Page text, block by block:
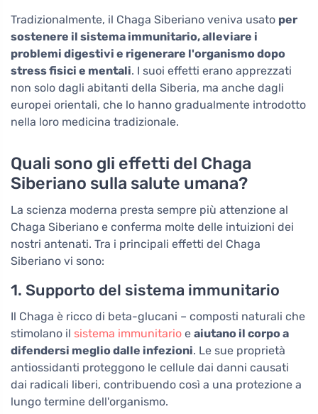
Tradizionalmente, il Chaga Siberiano veniva usato per
sostenere il sistema immunitario, alleviare i
problemi digestivi e rigenerare l'organismo dopo
stress fisici e mentali. I suoi effetti erano apprezzati
non solo dagli abitanti della Siberia, ma anche dagli
europei orientali, che lo hanno gradualmente introdotto
nella loro medicina tradizionale.
Quali sono gli effetti del Chaga
Siberiano sulla salute umana?
La scienza moderna presta sempre più attenzione al
Chaga Siberiano e conferma molte delle intuizioni dei
nostri antenati. Tra i principali effetti del Chaga
Siberiano vi sono:
1. Supporto del sistema immunitario
Il Chaga è ricco di beta-glucani – composti naturali che
stimolano il sistema immunitario e aiutano il corpo a
difendersi meglio dalle infezioni. Le sue proprietà
antiossidanti proteggono le cellule dai danni causati
dai radicali liberi, contribuendo così a una protezione a
lungo termine dell'organismo.